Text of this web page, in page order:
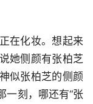
在化妆。想起来
她侧颜有张柏芝
似张柏芝的侧颜
一刻，哪还有“张